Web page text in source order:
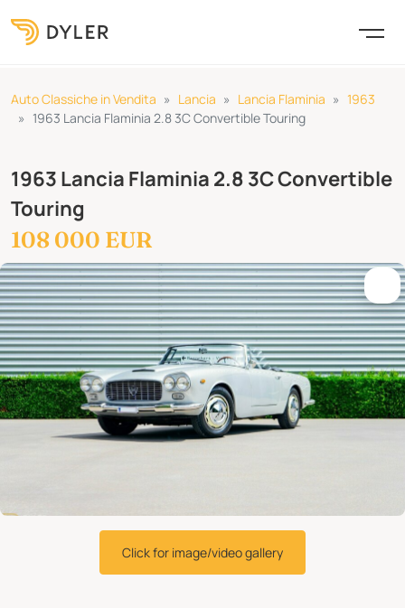
Auto Classiche in Vendita Lancia Lancia Flaminia
1963
1963 Lancia Flaminia 2.8 3C Convertible Touring
1963 Lancia Flaminia 2.8 3C Convertible
Touring
108 000 EUR
Click for image/video gallery